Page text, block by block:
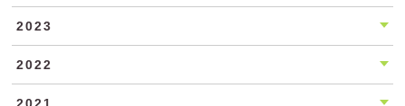
2023
2022
2021